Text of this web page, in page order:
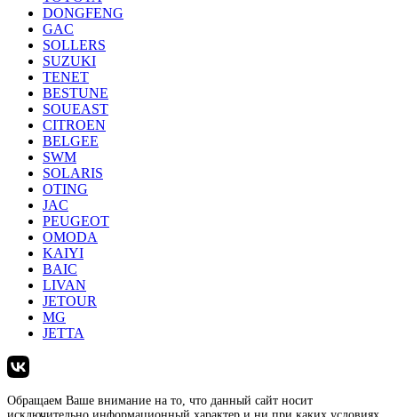
DONGFENG
GAC
SOLLERS
SUZUKI
TENET
BESTUNE
SOUEAST
CITROEN
BELGEE
SWM
SOLARIS
OTING
JAC
PEUGEOT
OMODA
KAIYI
BAIC
LIVAN
JETOUR
MG
JETTA
Обращаем Ваше внимание на то, что данный сайт носит